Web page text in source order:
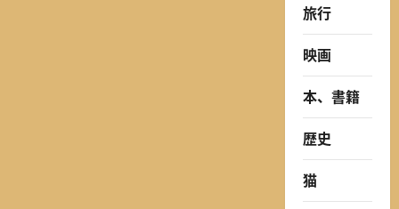
旅行
映画
本、書籍
歴史
猫